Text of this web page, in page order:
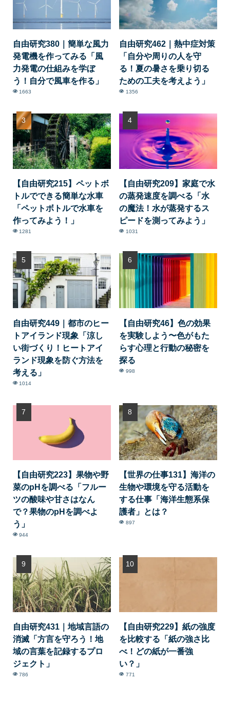
自由研究380｜簡単な風力
発電機を作ってみる「風
力発電の仕組みを学ぼ
う！自分で風車を作る」
1663
自由研究462｜熱中症対策
「自分や周りの人を守
る！夏の暑さを乗り切る
ための工夫を考えよう」
1356
【自由研究215】ペットボ
トルでできる簡単な水車
「ペットボトルで水車を
作ってみよう！」
1281
【自由研究209】家庭で水
の蒸発速度を調べる「水
の魔法！水が蒸発するス
ピードを測ってみよう」
1031
自由研究449｜都市のヒー
トアイランド現象「涼し
い街づくり！ヒートアイ
ランド現象を防ぐ方法を
考える」
1014
【自由研究46】色の効果
を実験しよう〜色がもた
らす心理と行動の秘密を
探る
998
【自由研究223】果物や野
菜のpHを調べる「フルー
ツの酸味や甘さはなん
で？果物のpHを調べよ
う」
944
【世界の仕事131】海洋の
生物や環境を守る活動を
する仕事「海洋生態系保
護者」とは？
897
自由研究431｜地域言語の
消滅「方言を守ろう！地
域の言葉を記録するプロ
ジェクト」
786
【自由研究229】紙の強度
を比較する「紙の強さ比
べ！どの紙が一番強
い？」
771